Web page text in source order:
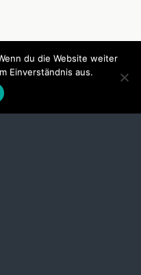
du die Website weiter
Einverständnis aus.